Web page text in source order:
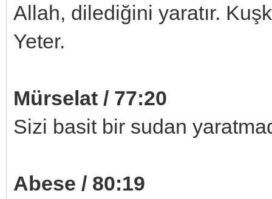
Allah, dilediğini yaratır.
Yeter.
Mürselat / 77:20
Sizi basit bir sudan
Abese / 80:19